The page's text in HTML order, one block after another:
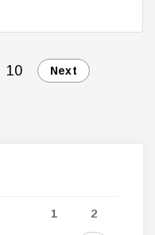
10 Next
1 2